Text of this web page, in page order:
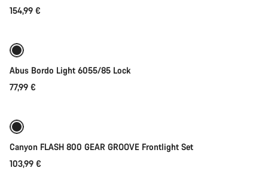
154,99 €
Abus Bordo Light 6055/85 Lock
77,99 €
Canyon FLASH 800 GEAR GROOVE Frontlight Set
103,99 €